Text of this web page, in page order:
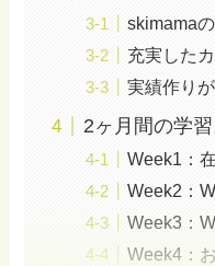
skimama
充実した
実績作り
2ヶ月間の学
Week1：
Week2：
Week3：
Week4：